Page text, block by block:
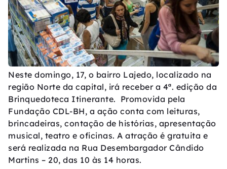
Neste domingo, 17, o bairro Lajedo, localizado na
região Norte da capital, irá receber a 4ª. edição da
Brinquedoteca Itinerante. Promovida pela
Fundação CDL-BH, a ação conta com leituras,
brincadeiras, contação de histórias, apresentação
musical, teatro e oficinas. A atração é gratuita e
será realizada na Rua Desembargador Cândido
Martins – 20, das 10 às 14 horas.